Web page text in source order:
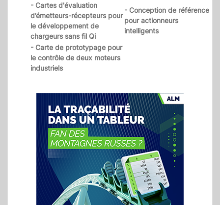
- Cartes d'évaluation
d’émetteurs-récepteurs pour
le développement de
chargeurs sans fil Qi
- Conception de référence
pour actionneurs
intelligents
- Carte de prototypage pour
le contrôle de deux moteurs
industriels